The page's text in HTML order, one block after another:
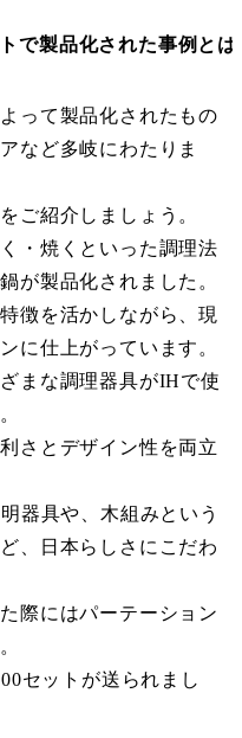
で製品化された事例とは
って製品化されたもの
など多岐にわたりま
ご紹介しましょう。
・焼くといった調理法
が製品化されました。
徴を活かしながら、現
に仕上がっています。
まな調理器具がIHで使
さとデザイン性を両立
器具や、木組みという
、日本らしさにこだわ
際にはパーテーション
セットが送られまし